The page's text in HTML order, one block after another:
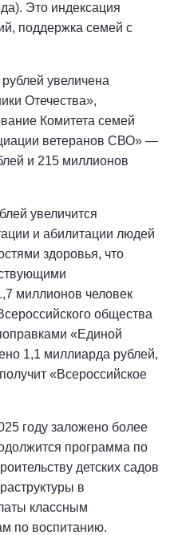
Это индексация
поддержка семей с
увеличена
Отечества»,
Комитета семей
ветеранов СВО» —
и 215 миллионов
увеличится
и абилитации людей
здоровья, что
миллионов человек
общества
«Единой
1,1 миллиарда рублей,
«Всероссийское
году заложено более
программа по
детских садов
в
классным
по воспитанию.